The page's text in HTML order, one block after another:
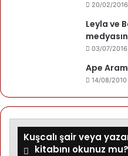
20/02/2016
Leyla ve
03/07/2016
Ape Aram
14/08/2010
Kuşcalı şair veya
kitabını okunuz mu?